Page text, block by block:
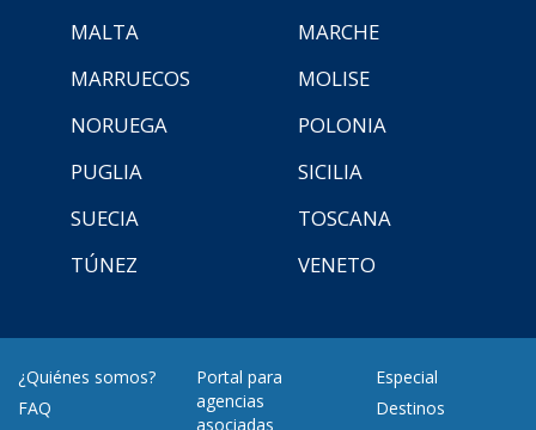
MALTA
MARCHE
MARRUECOS
MOLISE
NORUEGA
POLONIA
PUGLIA
SICILIA
SUECIA
TOSCANA
TÚNEZ
VENETO
¿Quiénes somos?
FAQ
Portal para
agencias
asociadas
Especial
Destinos